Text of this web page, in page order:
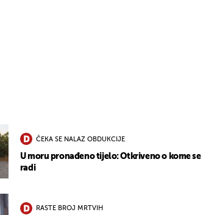
ČEKA SE NALAZ OBDUKCIJE
U moru pronađeno tijelo: Otkriveno o kome se
radi
RASTE BROJ MRTVIH